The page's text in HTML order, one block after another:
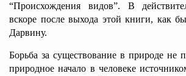
“Происхождения видов”. В
вскоре после выхода этой книги, как
Дарвину.
Борьба за существование в природе не
природное начало в человеке